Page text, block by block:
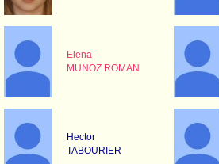
Elena
MUNOZ ROMAN
Hector
TABOURIER